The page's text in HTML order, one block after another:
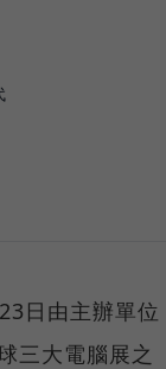
日由主辦單位
三大電腦展之